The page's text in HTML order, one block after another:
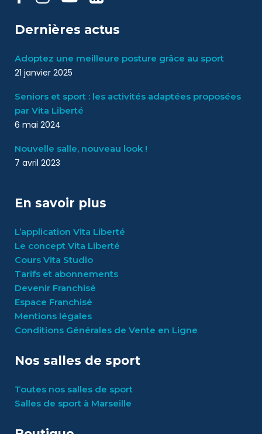
Dernières actus
Adoptez une meilleure posture grâce au sport
21 janvier 2025
Seniors et sport : les activités adaptées proposées
par Vita Liberté
6 mai 2024
Nouvelle salle, nouveau look !
7 avril 2023
En savoir plus
L’application Vita Liberté
Le concept Vita Liberté
Cours Vita Studio
Tarifs et abonnements
Devenir Franchisé
Espace Franchisé
Mentions légales
Conditions Générales de Vente en Ligne
Nos salles de sport
Toutes nos salles de sport
Salles de sport à Marseille